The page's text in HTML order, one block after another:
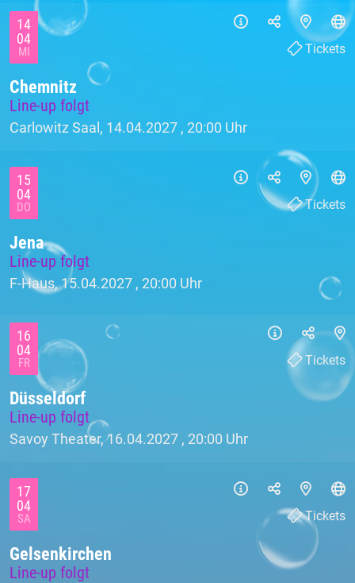
14
04
MI
Chemnitz
Line-up folgt
Carlowitz Saal, 14.04.2027 , 20:00 Uhr
Tickets
15
04
DO
Jena
Line-up folgt
F-Haus, 15.04.2027 , 20:00 Uhr
Tickets
16
04
FR
Düsseldorf
Line-up folgt
Savoy Theater, 16.04.2027 , 20:00 Uhr
Tickets
17
04
SA
Gelsenkirchen
Line-up folgt
Tickets